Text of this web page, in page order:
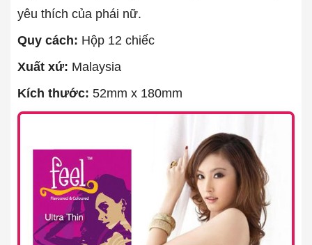
yêu thích của phái nữ.
Quy cách: Hộp 12 chiếc
Xuất xứ: Malaysia
Kích thước: 52mm x 180mm